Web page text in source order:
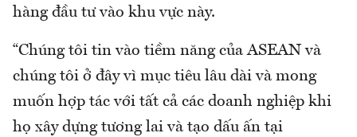
hàng đầu tư vào khu vực này.
“Chúng tôi tin vào tiềm năng của ASEAN và
chúng tôi ở đây vì mục tiêu lâu dài và mong
muốn hợp tác với tất cả các doanh nghiệp khi
họ xây dựng tương lai và tạo dấu ấn tại